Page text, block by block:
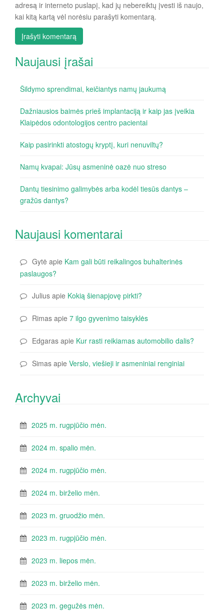
adresą ir interneto puslapį, kad jų nebereiktų įvesti iš naujo,
kai kitą kartą vėl norėsiu parašyti komentarą.
Naujausi įrašai
Šildymo sprendimai, keičiantys namų jaukumą
Dažniausios baimės prieš implantaciją ir kaip jas įveikia
Klaipėdos odontologijos centro pacientai
Kaip pasirinkti atostogų kryptį, kuri nenuviltų?
Namų kvapai: Jūsų asmeninė oazė nuo streso
Dantų tiesinimo galimybės arba kodėl tiesūs dantys –
gražūs dantys?
Naujausi komentarai
Gytė apie Kam gali būti reikalingos buhalterinės
paslaugos?
Julius apie Kokią šienapjovę pirkti?
Rimas apie 7 ilgo gyvenimo taisyklės
Edgaras apie Kur rasti reikiamas automobilio dalis?
Simas apie Verslo, viešieji ir asmeniniai renginiai
Archyvai
2025 m. rugpjūčio mėn.
2024 m. spalio mėn.
2024 m. rugpjūčio mėn.
2024 m. birželio mėn.
2023 m. gruodžio mėn.
2023 m. rugpjūčio mėn.
2023 m. liepos mėn.
2023 m. birželio mėn.
2023 m. gegužės mėn.